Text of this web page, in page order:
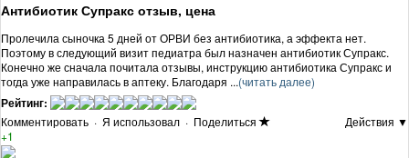
Антибиотик Супракс отзыв, цена
Пролечила сыночка 5 дней от ОРВИ без антибиотика, а эффекта нет.
Поэтому в следующий визит педиатра был назначен антибиотик Супракс.
Конечно же сначала почитала отзывы, инструкцию антибиотика Супракс и
тогда уже направилась в аптеку. Благодаря ...(читать далее)
Рейтинг:
Комментировать · Я использовал · Поделиться
Действия ▼
+1